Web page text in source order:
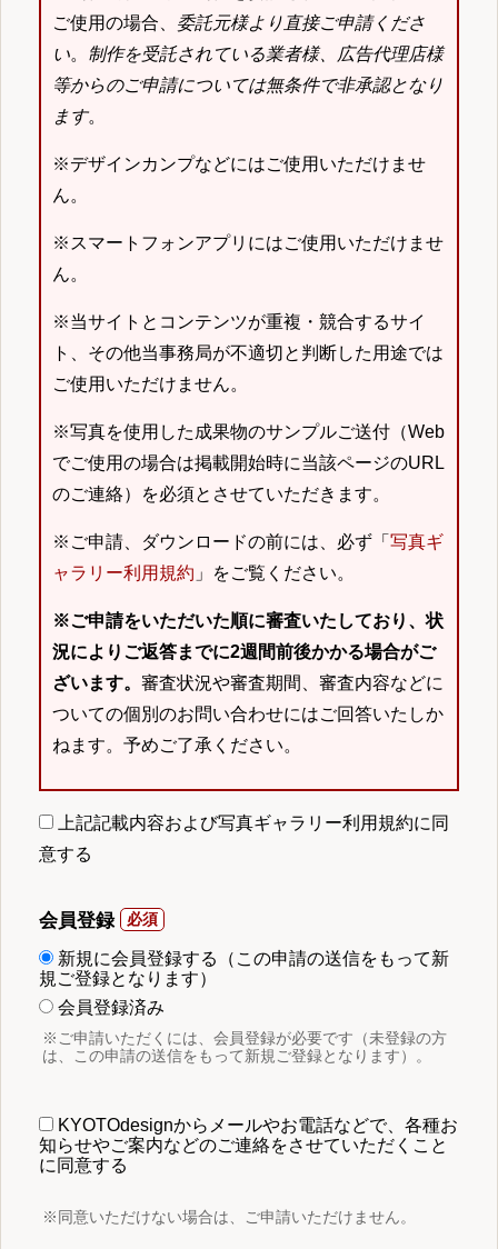
ご使用の場合、 委託元様より直接ご申請くださ
い。 制作を受託されている業者様、広告代理店様
等からのご申請については無条件で非承認となり
ます。
※デザインカンプなどにはご使用いただけませ
ん。
※スマートフォンアプリにはご使用いただけませ
ん。
※当サイトとコンテンツが重複・競合するサイ
ト、その他当事務局が不適切と判断した用途では
ご使用いただけません。
※写真を使用した成果物のサンプルご送付（Web
でご使用の場合は掲載開始時に当該ページのURL
のご連絡）を必須とさせていただきます。
※ご申請、ダウンロードの前には、必ず「 写真ギ
ャラリー利用規約 」をご覧ください。
※ご申請をいただいた順に審査いたしており、状
況によりご返答までに2週間前後かかる場合がご
ざいます。 審査状況や審査期間、審査内容などに
ついての個別のお問い合わせにはご回答いたしか
ねます。予めご了承ください。
上記記載内容および写真ギャラリー利用規約に同
意する
会員登録
新規に会員登録する（この申請の送信をもって新
規ご登録となります）
会員登録済み
※ご申請いただくには、会員登録が必要です（未登録の方
は、この申請の送信をもって新規ご登録となります）。
KYOTOdesignからメールやお電話などで、各種お
知らせやご案内などのご連絡をさせていただくこと
に同意する
※同意いただけない場合は、ご申請いただけません。